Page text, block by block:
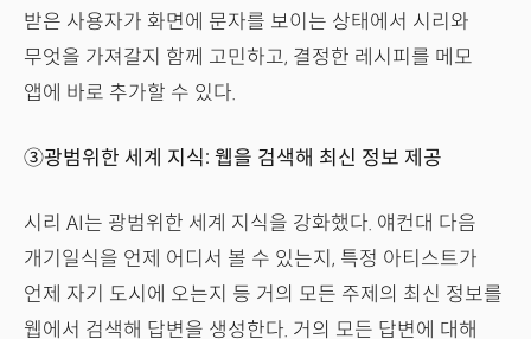
받은 사용자가 화면에 문자를 보이는 상태에서 시리와
무엇을 가져갈지 함께 고민하고, 결정한 레시피를 메모
앱에 바로 추가할 수 있다.
③광범위한 세계 지식: 웹을 검색해 최신 정보 제공
시리 AI는 광범위한 세계 지식을 강화했다. 얘컨대 다음
개기일식을 언제 어디서 볼 수 있는지, 특정 아티스트가
언제 자기 도시에 오는지 등 거의 모든 주제의 최신 정보를
웹에서 검색해 답변을 생성한다. 거의 모든 답변에 대해